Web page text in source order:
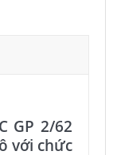
GP 2/62
với chức